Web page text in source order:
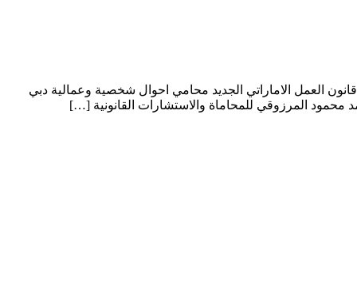
عقد العمل محامي دبي ابوظبي الامارات وفقا لما جاء في قانون العمل الاماراتي رقم 8 لعام 1980 وتعديلاته قانون العمل الاماراتي الجديد محامي احوال شخصية وعمالية دبي